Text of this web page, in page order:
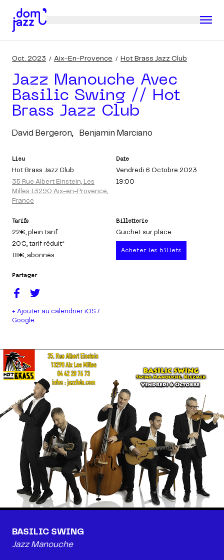
Oct. 2023 Aix-En-Provence Hot Brass Jazz Club
Jazz Manouche Avec
Basilic Swing // Hot
Brass Jazz Club
David Bergeron, Benjamin Marciano
Lieu
Hot Brass Jazz Club
35 Rue Albert Einstein, Les
Milles 13290 Aix-en-Provence,
France
Date
Vendredi 6 Octobre 2023
19:00
Tarifs
22€, plein tarif
20€, tarif réduit*
18€, abonnés
Billetterie
Guichet sur place
Acheter les billets
Partager
+ Ajouter au calendrier iOS /
Google
BASILIC SWING
Jazz Manouche